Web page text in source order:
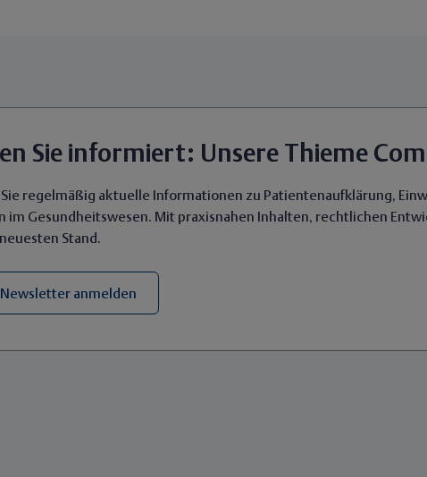
Sie informiert: Unsere Thieme
Sie regelmäßig aktuelle Informationen zu Patientenaufklärung,
im Gesundheitswesen. Mit praxisnahen Inhalten, rechtlichen
Stand.
anmelden